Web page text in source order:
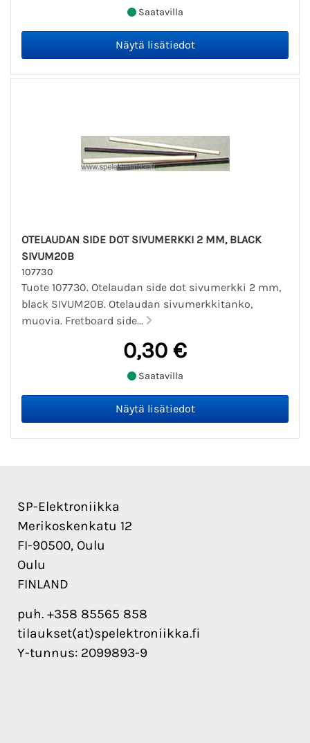
Saatavilla
OTELAUDAN SIDE DOT SIVUMERKKI 2 MM, BLACK
SIVUM20B
107730
Tuote 107730. Otelaudan side dot sivumerkki 2 mm,
black SIVUM20B. Otelaudan sivumerkkitanko,
muovia. Fretboard side...
0,30 €
Saatavilla
SP-Elektroniikka
Merikoskenkatu 12
FI-90500, Oulu
Oulu
FINLAND
puh. +358 85565 858
tilaukset(at)spelektroniikka.fi
Y-tunnus: 2099893-9